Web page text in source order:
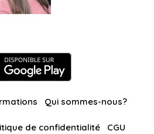
Qui sommes-nous?
de confidentialité CGU